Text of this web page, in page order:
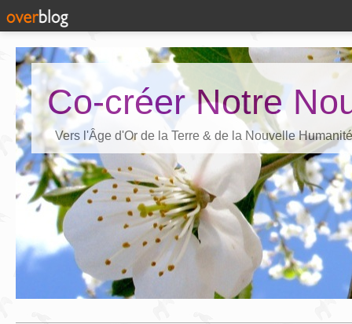
Co-créer Notre
Vers l'Âge d'Or de la Terre & de la Nouvelle Humanité